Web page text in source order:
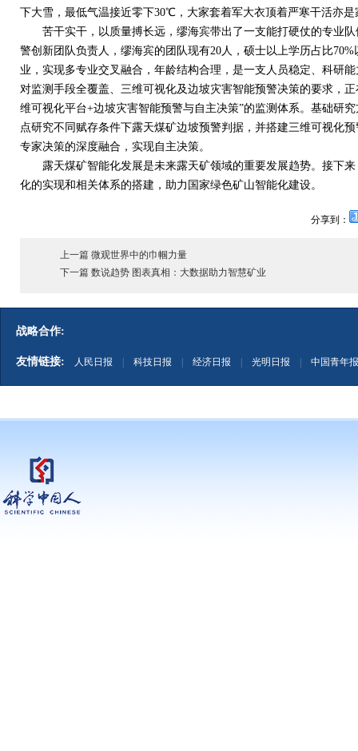
下大雪，最低气温接近零下30℃，大家套着军大衣顶着严寒干活亦是
苦干实干，以质量搏长远，缪海宾带出了一支能打硬仗的专业队
警创新团队负责人，缪海宾的团队现有20人，硕士以上学历占比70%
业，实现多专业交叉融合，年龄结构合理，是一支人员稳定、科研
对监测手段全覆盖、三维可视化及边坡灾害智能预警决策的要求，
维可视化平台+边坡灾害智能预警与自主决策”的监测体系。基础研
点研究不同赋存条件下露天煤矿边坡预警判据，并搭建三维可视化
专家决策的深度融合，实现自主决策。
露天煤矿智能化发展是未来露天矿领域的重要发展趋势。接下来
化的实现和相关体系的搭建，助力国家绿色矿山智能化建设。
分享到：
上一篇 微观世界中的巾帼力量
下一篇 数说趋势 图表真相：大数据助力智慧矿业
战略合作:
友情链接: 人民日报 科技日报 经济日报 光明日报 中国青年报